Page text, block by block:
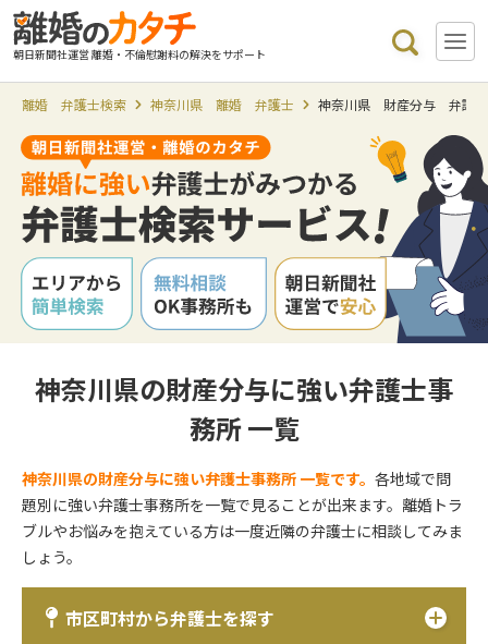
朝日新聞社運営 離婚・不倫慰謝料の解決をサポート
離婚 弁護士検索 神奈川県 離婚 弁護士 神奈川県 財産分与 弁護士
神奈川県の財産分与に強い弁護士事
務所 一覧
神奈川県の財産分与に強い弁護士事務所 一覧です。各地域で問
題別に強い弁護士事務所を一覧で見ることが出来ます。離婚トラ
ブルやお悩みを抱えている方は一度近隣の弁護士に相談してみま
しょう。
市区町村から弁護士を探す